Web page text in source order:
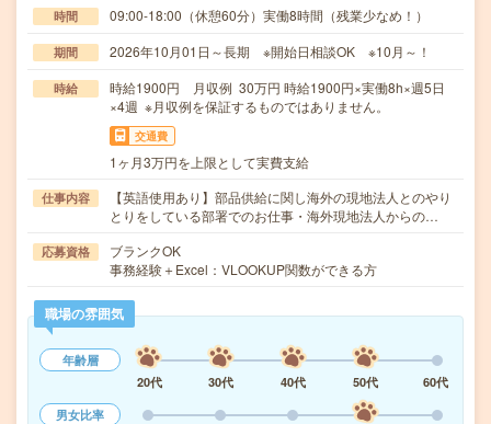
時間 09:00-18:00（休憩60分）実働8時間（残業少なめ！）
期間 2026年10月01日～長期 ※開始日相談OK ※10月～！
時給
時給1900円 月収例 30万円 時給1900円×実働8h×週5日
×4週 ※月収例を保証するものではありません。
交通費
1ヶ月3万円を上限として実費支給
仕事内容
【英語使用あり】部品供給に関し海外の現地法人とのやり
とりをしている部署でのお仕事・海外現地法人からの…
応募資格
ブランクOK
事務経験＋Excel：VLOOKUP関数ができる方
職場の雰囲気
年齢層
20代
30代 40代 50代
60代
男女比率